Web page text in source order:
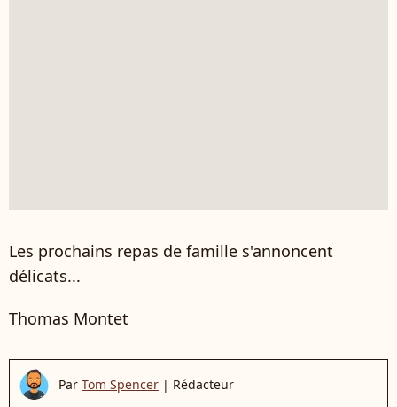
Les prochains repas de famille s'annoncent
délicats...
Thomas Montet
Par Tom Spencer | Rédacteur